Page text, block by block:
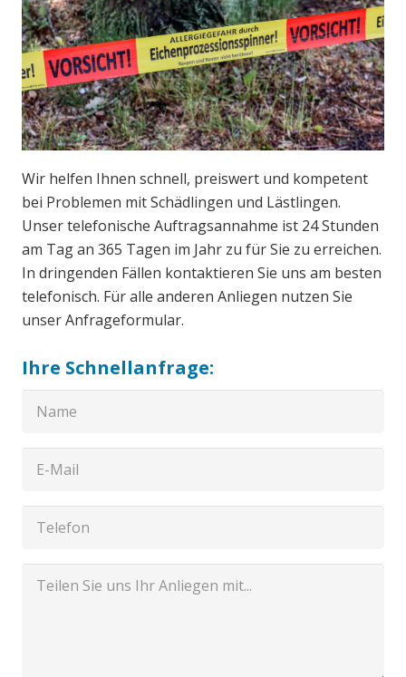
Wir helfen Ihnen schnell, preiswert und kompetent
bei Problemen mit Schädlingen und Lästlingen.
Unser telefonische Auftragsannahme ist 24 Stunden
am Tag an 365 Tagen im Jahr zu für Sie zu erreichen.
In dringenden Fällen kontaktieren Sie uns am besten
telefonisch. Für alle anderen Anliegen nutzen Sie
unser Anfrageformular.
Ihre Schnellanfrage: